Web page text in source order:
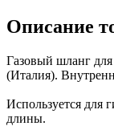
Описание
Газовый шланг
(Италия).
Используется для
длины.